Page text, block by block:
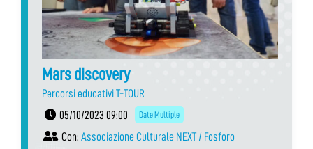
Mars discovery
Percorsi educativi T-TOUR
05/10/2023 09:00
Date Multiple
Con: Associazione Culturale NEXT / Fosforo